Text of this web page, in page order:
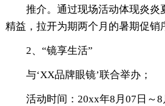
推介。通过现场活动体现炎炎
精益，拉开为期两个月的暑期促销
2、“镜享生活”
与‘XX品牌眼镜’联合举办；
活动时间：20xx年8月07日～8